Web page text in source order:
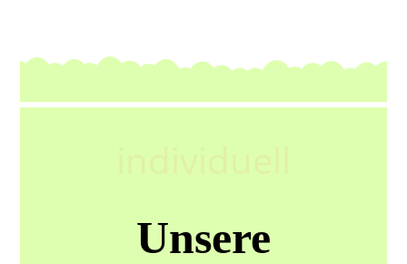
Unsere